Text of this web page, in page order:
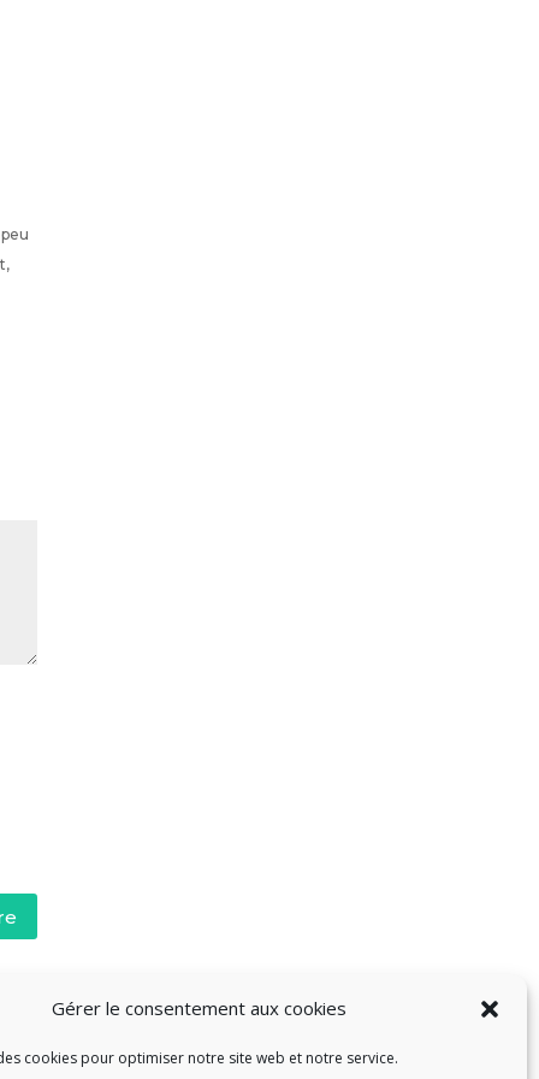
Gérer le consentement aux cookies
cookies pour optimiser notre site web et notre service.